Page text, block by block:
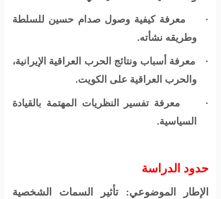
·
معرفة كيفية وصول صدام حسين للسلطة
وطريقه نشأته.
·
معرفة أسباب ونتائج الحرب العراقية الإيرانية،
والحرب العراقية على الكويت.
·
معرفة تفسير النظريات المهتمة بالقيادة
السياسية.
حدود الدراسة
الإطار الموضوعي: تأثير السمات الشخصية